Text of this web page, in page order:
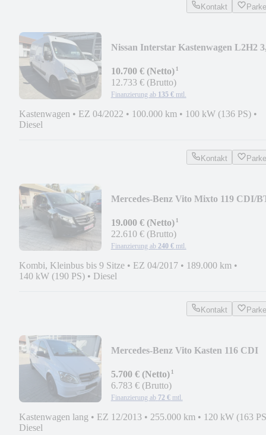
Kontakt
Nissan Interstar Kastenwagen L2H2
10.700 € (Netto)¹
12.733 € (Brutto)
Finanzierung ab 135 € mtl.
Kastenwagen • EZ 04/2022 • 100.000 km • 100 kW (136 PS) •
Diesel
Kontakt
Mercedes-Benz Vito Mixto 119 CDI/
19.000 € (Netto)¹
22.610 € (Brutto)
Finanzierung ab 240 € mtl.
Kombi, Kleinbus bis 9 Sitze • EZ 04/2017 • 189.000 km •
140 kW (190 PS) • Diesel
Kontakt
Mercedes-Benz Vito Kasten 116 CDI
5.700 € (Netto)¹
6.783 € (Brutto)
Finanzierung ab 72 € mtl.
Kastenwagen lang • EZ 12/2013 • 255.000 km • 120 kW (163
Diesel